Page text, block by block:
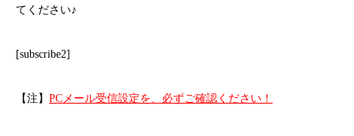
てください♪
[subscribe2]
【注】 PCメール受信設定を、必ずご確認ください！